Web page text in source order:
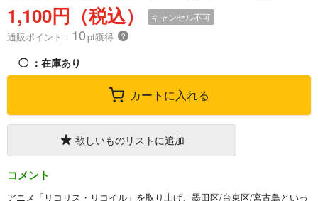
1,100円（税込） キャンセル不可
通販ポイント： 10pt獲得 ？
◯ ：在庫あり
カートに入れる
欲しいものリストに追加
コメント
アニメ「リコリス・リコイル」を取り上げ、墨田区/台東区/宮古島といっ